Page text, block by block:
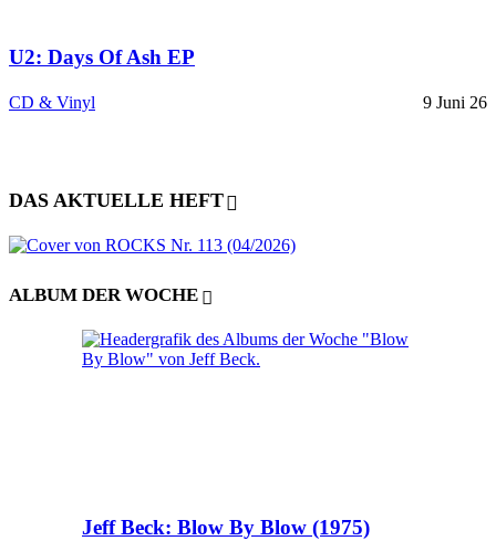
U2: Days Of Ash EP
CD & Vinyl 9 Juni 26
DAS AKTUELLE HEFT
ALBUM DER WOCHE
Jeff Beck: Blow By Blow (1975)